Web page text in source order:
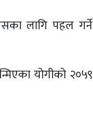
लागि पहल गर्ने
योगीको २०५९